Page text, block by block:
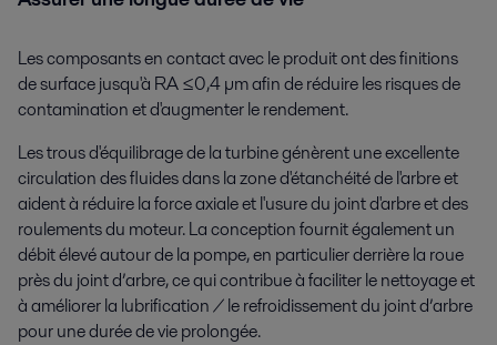
Les composants en contact avec le produit ont des finitions
de surface jusqu'à RA ≤0,4 µm afin de réduire les risques de
contamination et d'augmenter le rendement.
Les trous d'équilibrage de la turbine génèrent une excellente
circulation des fluides dans la zone d'étanchéité de l'arbre et
aident à réduire la force axiale et l'usure du joint d'arbre et des
roulements du moteur. La conception fournit également un
débit élevé autour de la pompe, en particulier derrière la roue
près du joint d’arbre, ce qui contribue à faciliter le nettoyage et
à améliorer la lubrification / le refroidissement du joint d’arbre
pour une durée de vie prolongée.